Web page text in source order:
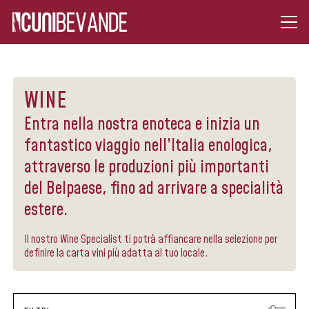
WINE
Entra nella nostra enoteca e inizia un
fantastico viaggio nell’Italia enologica,
attraverso le produzioni più importanti
del Belpaese, fino ad arrivare a specialità
estere.
Il nostro Wine Specialist ti potrà affiancare nella selezione per
definire la carta vini più adatta al tuo locale.